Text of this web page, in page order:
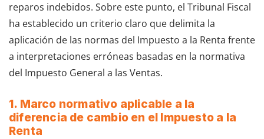
reparos indebidos. Sobre este punto, el Tribunal Fiscal
ha establecido un criterio claro que delimita la
aplicación de las normas del Impuesto a la Renta frente
a interpretaciones erróneas basadas en la normativa
del Impuesto General a las Ventas.
1. Marco normativo aplicable a la
diferencia de cambio en el Impuesto a la
Renta